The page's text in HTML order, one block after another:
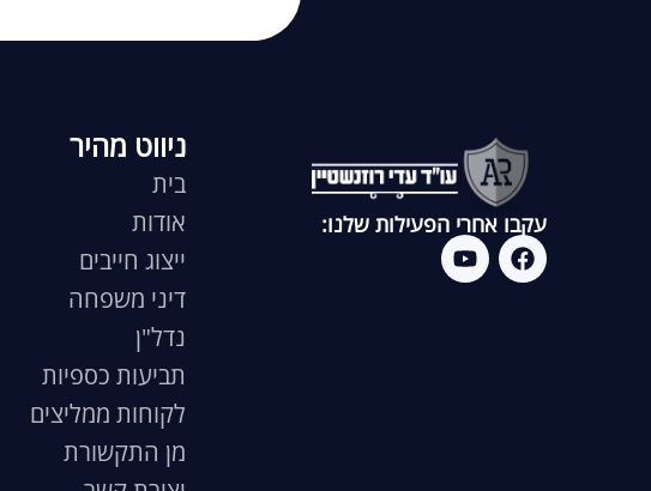
עקבו אחרי הפעילות שלנו:
ניווט מהיר
בית
אודות
ייצוג חייבים
דיני משפחה
נדל"ן
תביעות כספיות
לקוחות ממליצים
מן התקשורת